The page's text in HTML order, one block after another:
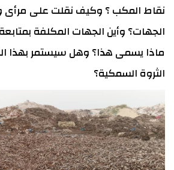
نقاط المكب ؟ وكيف نقلت على
الجهات؟ وأين الجهات المكلفة
ماذا يسمى هذا؟ وهل سيستمر بهذا
الثروة السمكية؟